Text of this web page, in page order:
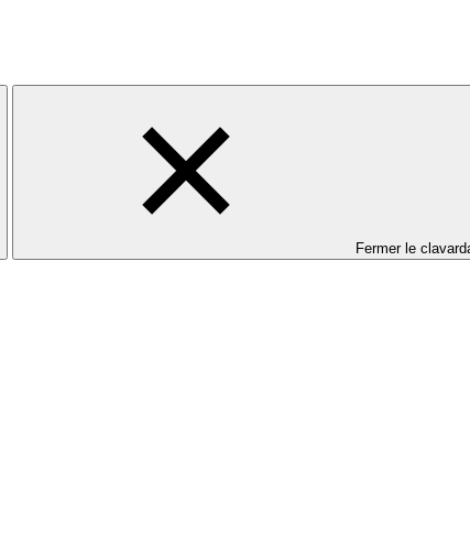
Fermer le